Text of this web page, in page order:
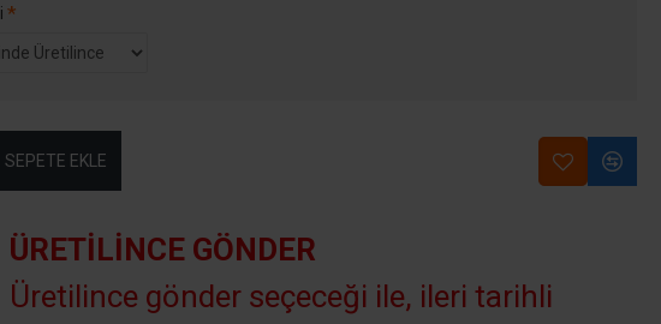
SEPETE EKLE
ÜRETILINCE GÖNDER
Üretilince gönder seçeceği ile, ileri tarihli